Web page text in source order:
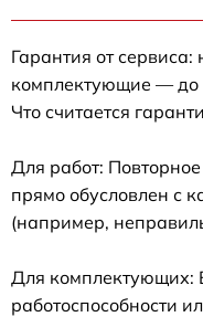
Гарантия от
комплектующие — до
Что считается
Для работ:
прямо обусловлен с
(например,
Для комплектующих:
работоспособности